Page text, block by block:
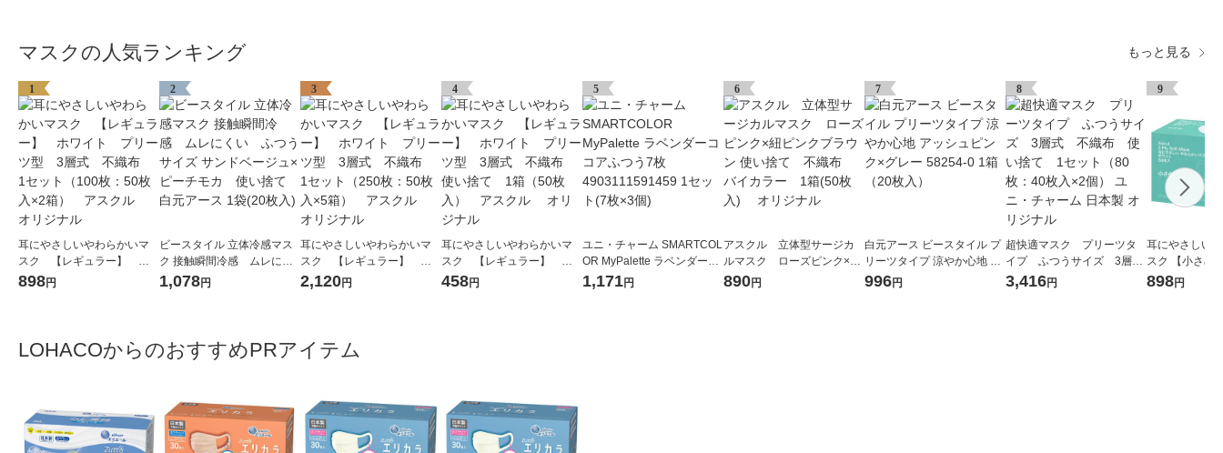
マスクの人気ランキング もっと見る
1
耳にやさしいやわらかいマ
スク 【レギュラー】 ホ
ワイト プリーツ型 3層
898円
2
ビースタイル 立体冷感マス
ク 接触瞬間冷感 ムレにく
い ふつうサイズ サンドベ
1,078円
3
耳にやさしいやわらかいマ
スク 【レギュラー】 ホ
ワイト プリーツ型 3層
2,120円
4
耳にやさしいやわらかいマ
スク 【レギュラー】 ホ
ワイト プリーツ型 3層
458円
5
ユニ・チャーム SMARTCOL
OR MyPalette ラベンダーコ
コアふつう7枚 4903111591
1,171円
6
アスクル 立体型サージカ
ルマスク ローズピンク×紐
ピンクブラウン 使い捨て
890円
7
白元アース ビースタイル プ
リーツタイプ 涼やか心地 ア
ッシュピンク×グレー 58254
996円
8
超快適マスク プリーツタ
イプ ふつうサイズ 3層
式 不織布 使い捨て 1セ
3,416円
9
耳にやさしい
スク 【小さめ
ージカル 3層
898円
LOHACOからのおすすめPRアイテム